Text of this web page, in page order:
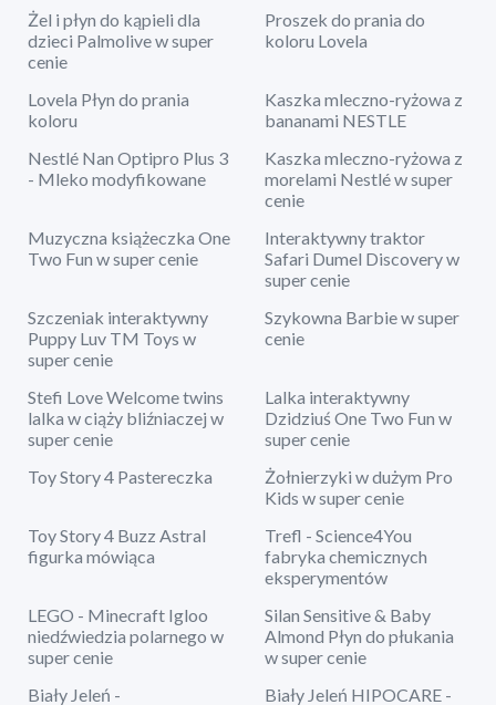
Żel i płyn do kąpieli dla
dzieci Palmolive w super
cenie
Proszek do prania do
koloru Lovela
Lovela Płyn do prania
koloru
Kaszka mleczno-ryżowa z
bananami NESTLE
Nestlé Nan Optipro Plus 3
- Mleko modyfikowane
Kaszka mleczno-ryżowa z
morelami Nestlé w super
cenie
Muzyczna książeczka One
Two Fun w super cenie
Interaktywny traktor
Safari Dumel Discovery w
super cenie
Szczeniak interaktywny
Puppy Luv TM Toys w
super cenie
Szykowna Barbie w super
cenie
Stefi Love Welcome twins
lalka w ciąży bliźniaczej w
super cenie
Lalka interaktywny
Dzidziuś One Two Fun w
super cenie
Toy Story 4 Pastereczka
Żołnierzyki w dużym Pro
Kids w super cenie
Toy Story 4 Buzz Astral
figurka mówiąca
Trefl - Science4You
fabryka chemicznych
eksperymentów
LEGO - Minecraft Igloo
niedźwiedzia polarnego w
super cenie
Silan Sensitive & Baby
Almond Płyn do płukania
w super cenie
Biały Jeleń -
Biały Jeleń HIPOCARE -